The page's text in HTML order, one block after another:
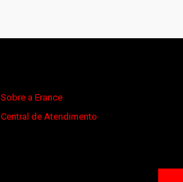
Sobre a Erance
Central de Atendimento